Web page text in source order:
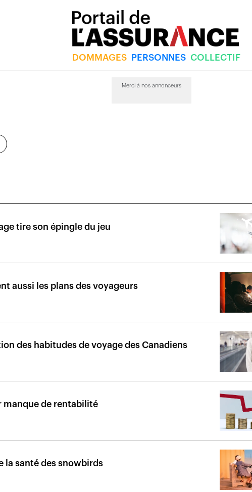
DOMMAGES PERSONNES COLLECTIF
Merci à nos annonceurs
tire son épingle du jeu
aussi les plans des voyageurs
des habitudes de voyage des Canadiens
manque de rentabilité
la santé des snowbirds